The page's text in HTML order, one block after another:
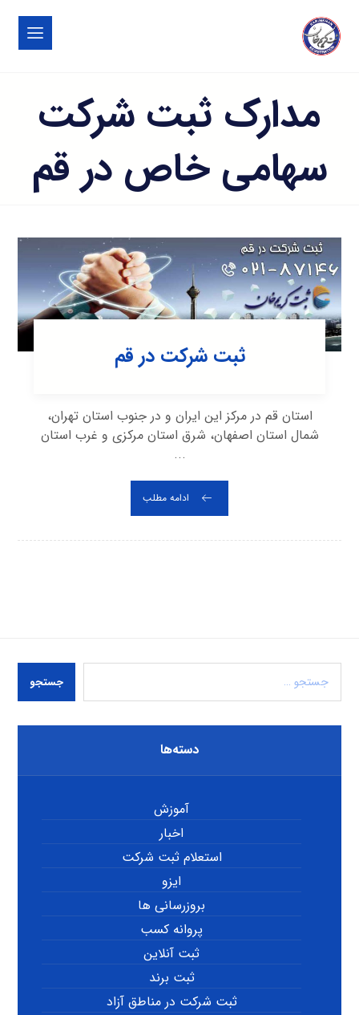
مدارک ثبت شرکت
سهامی خاص در قم
ثبت شرکت در قم
استان قم در مرکز این ایران و در جنوب استان تهران،
شمال استان اصفهان، شرق استان مرکزی و غرب استان
...
ادامه مطلب
جستجو
دسته‌ها
آموزش
اخبار
استعلام ثبت شرکت
ایزو
بروزرسانی ها
پروانه کسب
ثبت آنلاین
ثبت برند
ثبت شرکت در مناطق آزاد